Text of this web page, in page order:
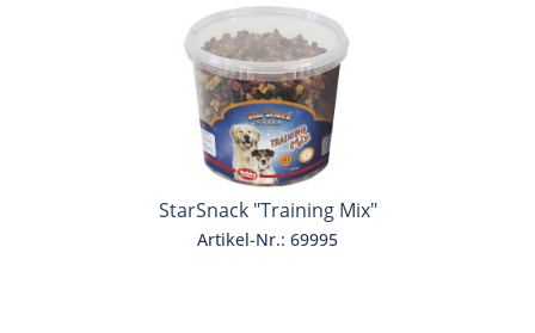
StarSnack "Training Mix"
Artikel-Nr.: 69995